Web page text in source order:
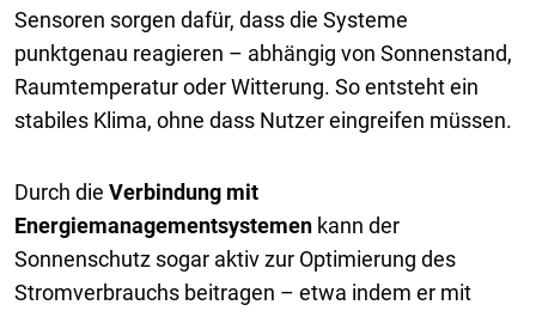
Sensoren sorgen dafür, dass die Systeme
punktgenau reagieren – abhängig von Sonnenstand,
Raumtemperatur oder Witterung. So entsteht ein
stabiles Klima, ohne dass Nutzer eingreifen müssen.
Durch die Verbindung mit
Energiemanagementsystemen kann der
Sonnenschutz sogar aktiv zur Optimierung des
Stromverbrauchs beitragen – etwa indem er mit